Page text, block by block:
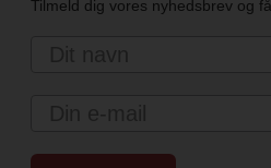
Tilmeld dig vores nyhedsbrev og